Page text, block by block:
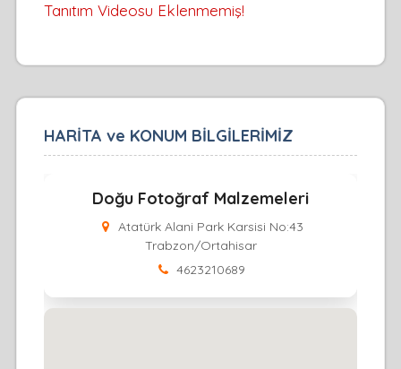
Tanıtım Videosu Eklenmemiş!
HARİTA ve KONUM BİLGİLERİMİZ
Doğu Fotoğraf Malzemeleri
Atatürk Alani Park Karsisi No:43
Trabzon/Ortahisar
4623210689